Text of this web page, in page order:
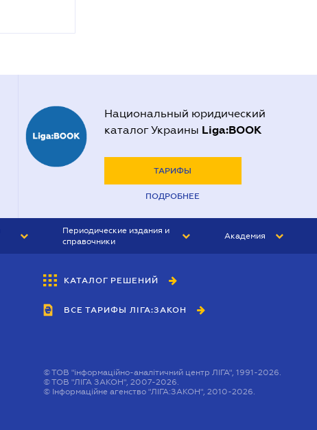
Национальный юридический
каталог Украины Liga:BOOK
ТАРИФЫ
ПОДРОБНЕЕ
Периодические издания и
справочники
БУХГАЛТЕР&ЗАКОН
ВЕСТНИК МСФО
Академия
КАТАЛОГ РЕШЕНИЙ
ВСЕ ТАРИФЫ ЛІГА:ЗАКОН
©ТОВ "інформаційно-аналітичний центр ЛІГА", 1991-2026.
©ТОВ "ЛІГА ЗАКОН", 2007-2026.
© Інформаційне агенство "ЛІГА:ЗАКОН", 2010-2026.